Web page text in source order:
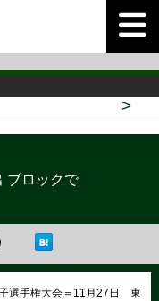
>
ブロックで
子選手権大会＝11月27日 東